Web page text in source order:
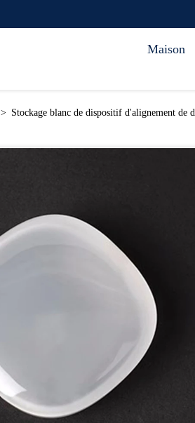
Maison
> Stockage blanc de dispositif d'alignement